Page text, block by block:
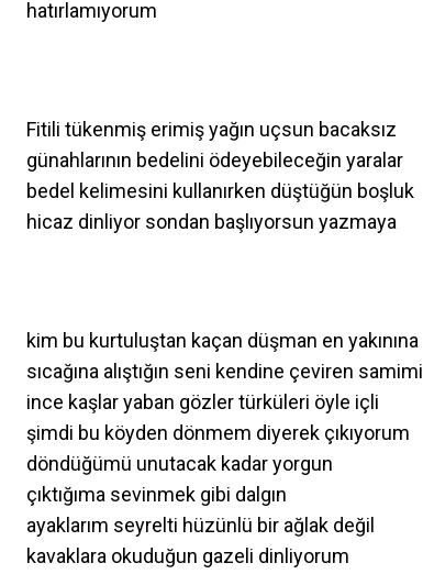
hatırlamıyorum
Fitili tükenmiş erimiş yağın uçsun bacaksız
günahlarının bedelini ödeyebileceğin yaralar
bedel kelimesini kullanırken düştüğün boşluk
hicaz dinliyor sondan başlıyorsun yazmaya
kim bu kurtuluştan kaçan düşman en yakınına
sıcağına alıştığın seni kendine çeviren samimi
ince kaşlar yaban gözler türküleri öyle içli
şimdi bu köyden dönmem diyerek çıkıyorum
döndüğümü unutacak kadar yorgun
çıktığıma sevinmek gibi dalgın
ayaklarım seyrelti hüzünlü bir ağlak değil
kavaklara okuduğun gazeli dinliyorum